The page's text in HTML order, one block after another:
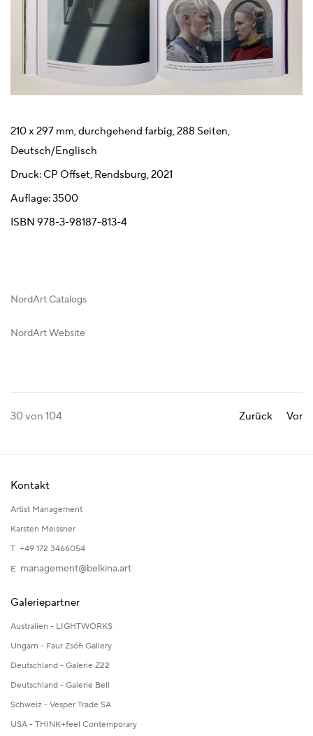
210 x 297 mm,durchgehend farbig, 288 Seiten,
Deutsch/Englisch
Druck: CP Offset, Rendsburg, 2021
Auflage: 3500
ISBN 978-3-98187-813-4
NordArt Catalogs
NordArt Website
Zurück Vor
30von 104
Kontakt
Artist Management
Karsten Meissner
T +49 172 3466054
E management@belkina.art
Galeriepartner
Australien - LIGHTWORKS
Ungarn - Faur Zsófi Gallery
Deutschland - Galerie Z22
Deutschland - Galerie Bell
Schweiz - Vesper Trade SA
USA - THINK+feel Contemporary